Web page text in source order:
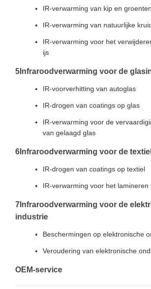
IR-verwarming van kip en groenten
IR-verwarming van natuurlijke
IR-verwarming voor het
ijs
5Infraroodverwarming voor de
IR-voorverhitting van autoglas
IR-drogen van coatings op glas
IR-verwarming voor de
van gelaagd glas
6Infraroodverwarming voor de
IR-drogen van coatings op textiel
IR-verwarming voor het lamineren
7Infraroodverwarming voor de
industrie
Beschermingen op elektronische
Veroudering van elektronische
OEM-service